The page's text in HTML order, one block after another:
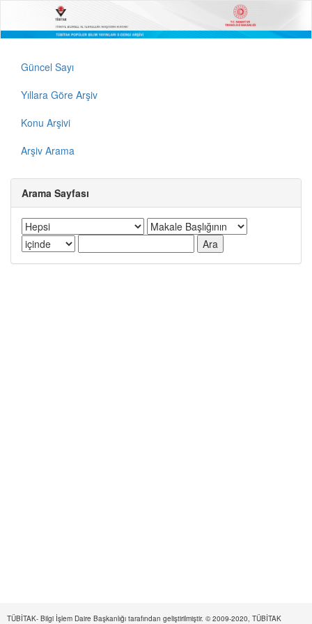
Güncel Sayı
Yıllara Göre Arşiv
Konu Arşivi
Arşiv Arama
Arama Sayfası
TÜBİTAK- Bilgi İşlem Daire Başkanlığı tarafından geliştirilmiştir. © 2009-2020, TÜBİTAK